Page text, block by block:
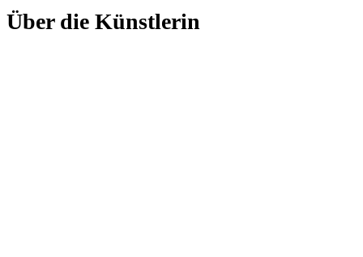
Über die Künstlerin